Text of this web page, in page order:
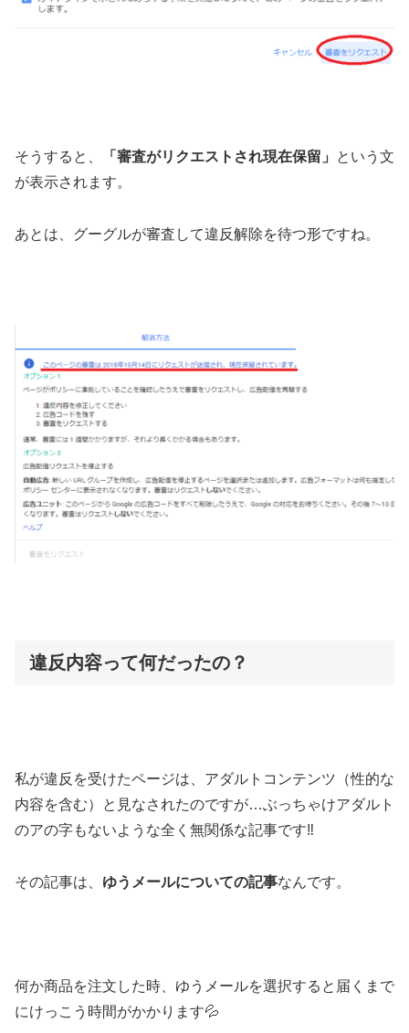
そうすると、 「審査がリクエストされ現在保留」
という文
が表示されます。
あとは、グーグルが審査して違反解除を待つ形ですね。
違反内容って何だったの？
私が違反を受けたページは、アダルトコンテンツ（性的な
内容を含む）と見なされたのですが…ぶっちゃけアダルト
のアの字もないような全く無関係な記事です‼
その記事は、 ゆうメールについての記事なんです。
何か商品を注文した時、ゆうメールを選択すると届くまで
にけっこう時間がかかります💦